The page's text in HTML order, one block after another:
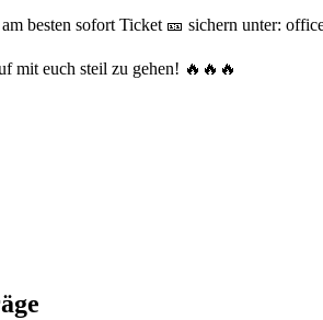
besten sofort Ticket 🎫 sichern unter:
mit euch steil zu gehen! 🔥🔥🔥